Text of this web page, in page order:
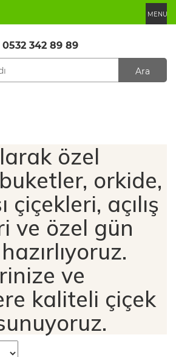
MENU
0532 342 89 89
Ara
özel
orkide,
çiçekleri, açılış
ve özel gün
ve
kaliteli çiçek